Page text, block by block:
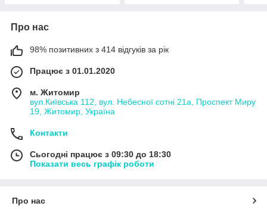
Про нас
98% позитивних з 414 відгуків за рік
Працює з 01.01.2020
м. Житомир
вул.Київська 112, вул. Небесної сотні 21а, Проспект Миру
19, Житомир, Україна
Контакти
Сьогодні працює з 09:30 до 18:30
Показати весь графік роботи
Про нас